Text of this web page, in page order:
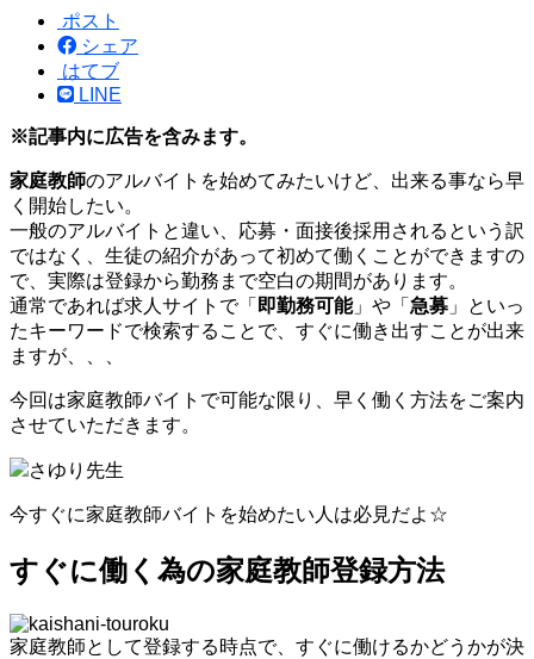
ポスト
シェア
はてブ
LINE
※記事内に広告を含みます。
家庭教師のアルバイトを始めてみたいけど、出来る事なら早
く開始したい。
一般のアルバイトと違い、応募・面接後採用されるという訳
ではなく、生徒の紹介があって初めて働くことができますの
で、実際は登録から勤務まで空白の期間があります。
通常であれば求人サイトで「 即勤務可能」や「 急募 」といっ
たキーワードで検索することで、すぐに働き出すことが出来
ますが、、、
今回は家庭教師バイトで可能な限り、早く働く方法をご案内
させていただきます。
さゆり先生
今すぐに家庭教師バイトを始めたい人は必見だよ☆
すぐに働く為の家庭教師登録方法
家庭教師として登録する時点で、すぐに働けるかどうかが決